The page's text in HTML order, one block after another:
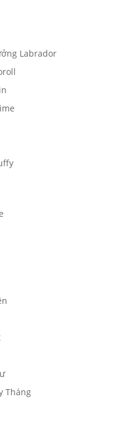
Labrador
Tháng